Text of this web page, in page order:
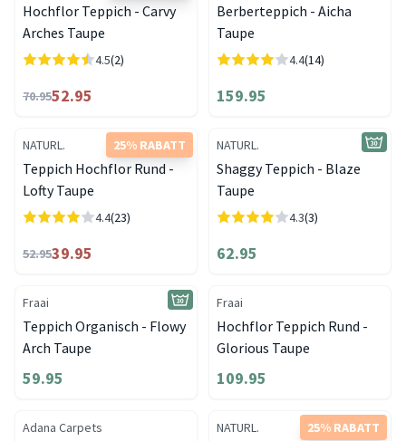
Hochflor Teppich - Carvy
Arches Taupe
4.5(2)
70.9552.95
Berberteppich - Aicha
Taupe
4.4(14)
159.95
25% RABATT
NATURL.
Teppich Hochflor Rund -
Lofty Taupe
4.4(23)
52.9539.95
NATURL.
Shaggy Teppich - Blaze
Taupe
4.3(3)
62.95
Fraai
Teppich Organisch - Flowy
Arch Taupe
59.95
Fraai
Hochflor Teppich Rund -
Glorious Taupe
109.95
Adana Carpets 25% RABATT
NATURL.